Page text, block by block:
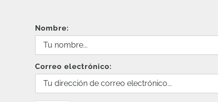
Nombre:
Correo electrónico: